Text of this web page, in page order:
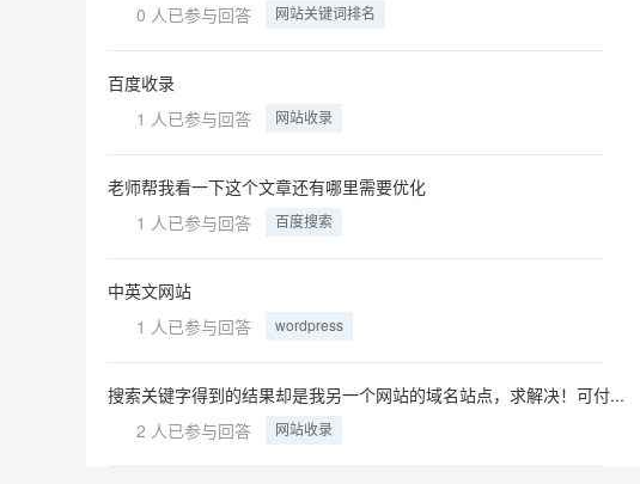
0 人已参与回答
网站关键词排名
百度收录
1 人已参与回答
网站收录
老师帮我看一下这个文章还有哪里需要优化
1 人已参与回答
百度搜索
中英文网站
1 人已参与回答
wordpress
搜索关键字得到的结果却是我另一个网站的域名站点，求解决！可付...
2 人已参与回答
网站收录